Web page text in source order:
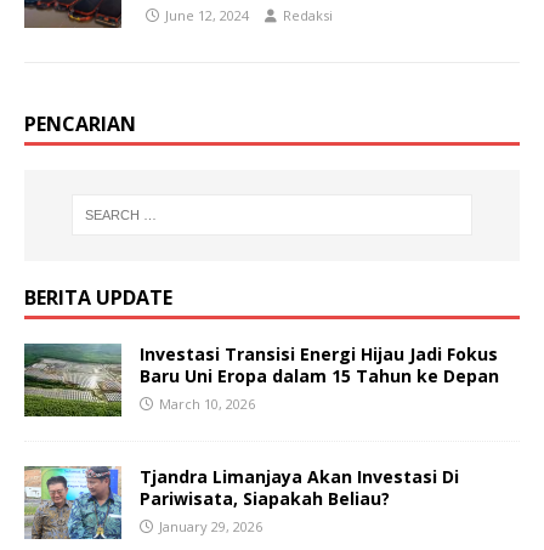
June 12, 2024 Redaksi
PENCARIAN
BERITA UPDATE
Investasi Transisi Energi Hijau Jadi Fokus
Baru Uni Eropa dalam 15 Tahun ke Depan
March 10, 2026
Tjandra Limanjaya Akan Investasi Di
Pariwisata, Siapakah Beliau?
January 29, 2026